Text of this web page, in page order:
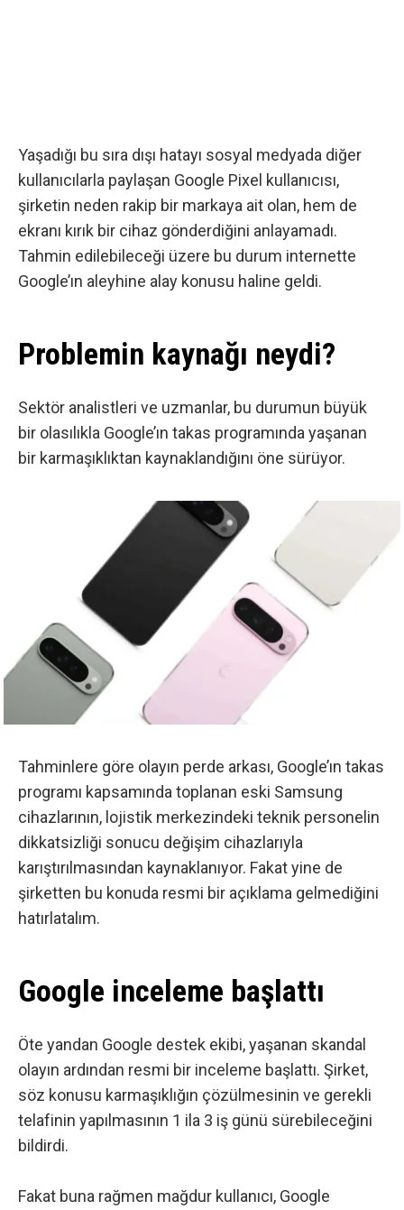
Yaşadığı bu sıra dışı hatayı sosyal medyada diğer
kullanıcılarla paylaşan Google Pixel kullanıcısı,
şirketin neden rakip bir markaya ait olan, hem de
ekranı kırık bir cihaz gönderdiğini anlayamadı.
Tahmin edilebileceği üzere bu durum internette
Google’ın aleyhine alay konusu haline geldi.
Problemin kaynağı neydi?
Sektör analistleri ve uzmanlar, bu durumun büyük
bir olasılıkla Google’ın takas programında yaşanan
bir karmaşıklıktan kaynaklandığını öne sürüyor.
Tahminlere göre olayın perde arkası, Google’ın takas
programı kapsamında toplanan eski Samsung
cihazlarının, lojistik merkezindeki teknik personelin
dikkatsizliği sonucu değişim cihazlarıyla
karıştırılmasından kaynaklanıyor. Fakat yine de
şirketten bu konuda resmi bir açıklama gelmediğini
hatırlatalım.
Google inceleme başlattı
Öte yandan Google destek ekibi, yaşanan skandal
olayın ardından resmi bir inceleme başlattı. Şirket,
söz konusu karmaşıklığın çözülmesinin ve gerekli
telafinin yapılmasının 1 ila 3 iş günü sürebileceğini
bildirdi.
Fakat buna rağmen mağdur kullanıcı, Google